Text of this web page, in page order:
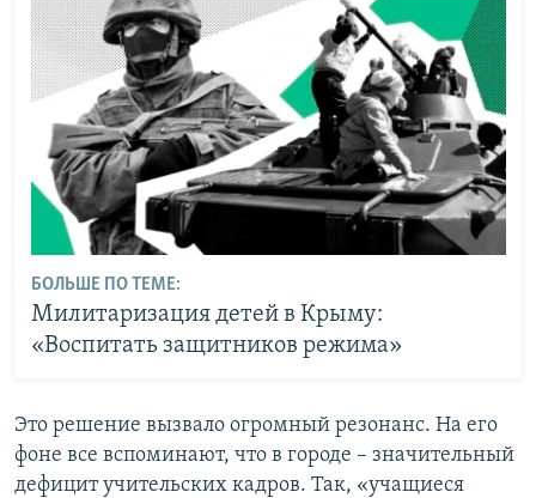
БОЛЬШЕ ПО ТЕМЕ:
Милитаризация детей в Крыму:
«Воспитать защитников режима»
Это решение вызвало огромный резонанс. На его
фоне все вспоминают, что в городе – значительный
дефицит учительских кадров. Так, «учащиеся